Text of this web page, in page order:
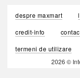
despre maxmart
credit-info
termeni de utilizare
2026 ©